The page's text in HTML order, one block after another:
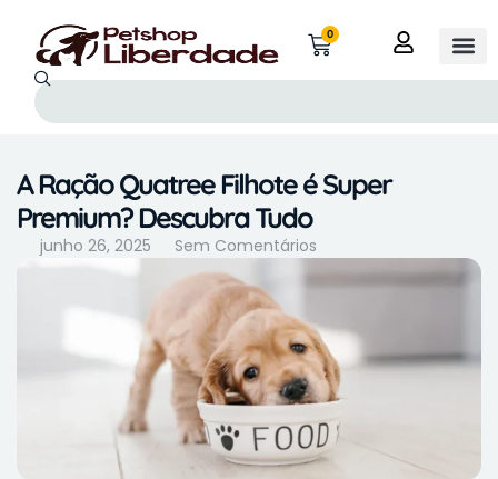
0
A Ração Quatree Filhote é Super
Premium? Descubra Tudo
junho 26, 2025 Sem Comentários